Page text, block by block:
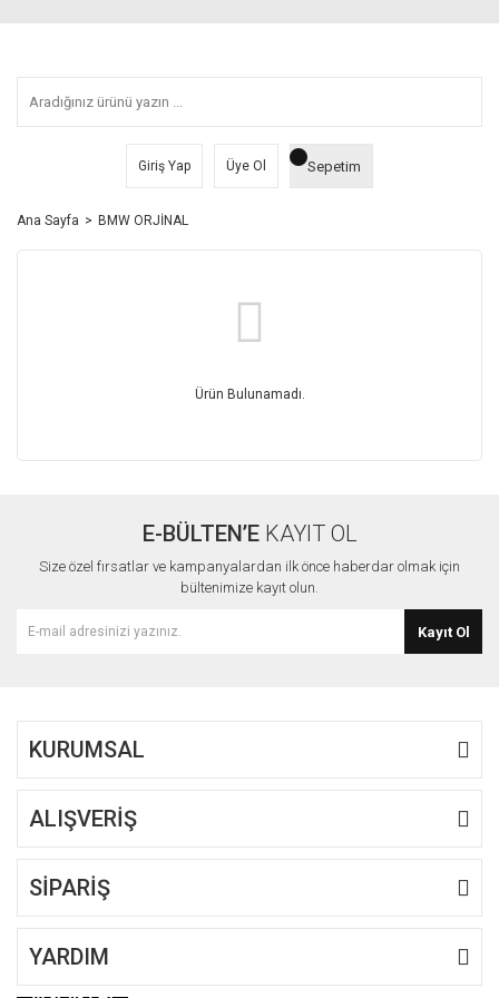
Giriş Yap Üye Ol Sepetim
Ana Sayfa BMW ORJİNAL
Ürün Bulunamadı.
E-BÜLTEN’EKAYIT OL
Size özel fırsatlar ve kampanyalardan ilk önce haberdar olmak için
bültenimize kayıt olun.
Kayıt Ol
KURUMSAL
ALIŞVERİŞ
SİPARİŞ
YARDIM